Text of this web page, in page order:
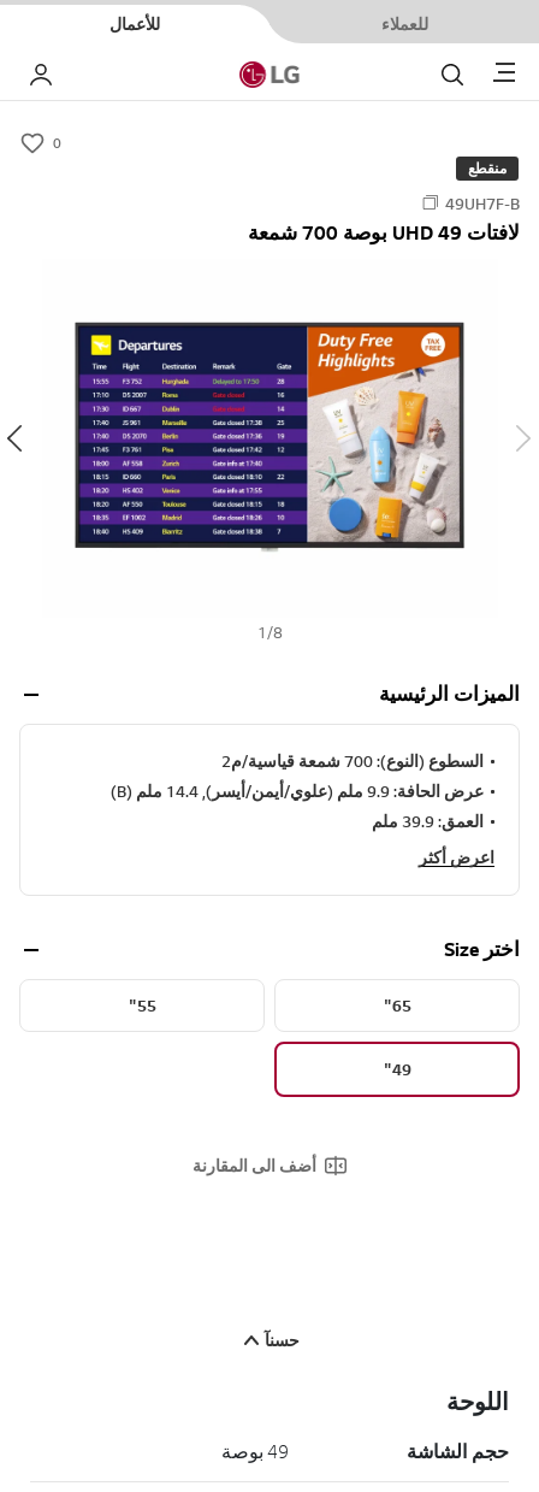
للعملاء للأعمال
Menu
0
منقطع
49UH7F-B
لافتات UHD 49 بوصة 700 شمعة
1 /8
الميزات الرئيسية
السطوع (النوع): 700 شمعة قياسية/م2
عرض الحافة: 9.9 ملم (علوي/أيمن/أيسر), 14.4 ملم (B)
العمق: 39.9 ملم
اعرض أكثر
اختر Size
65"
55"
49"
أضف الى المقارنة
حسنآ
اللوحة
حجم الشاشة 49 بوصة